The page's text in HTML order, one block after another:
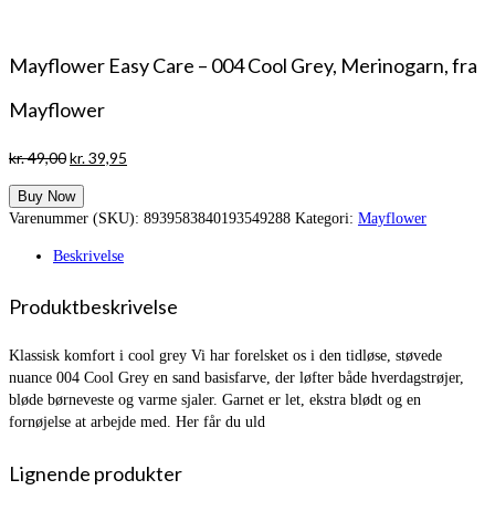
Mayflower Easy Care – 004 Cool Grey, Merinogarn, fra
Mayflower
kr.49,00Den
pris
var:
kr.39,95
er:
Buy Now
Varenummer (SKU): 8939583840193549288 Kategori: Mayflower
Beskrivelse
Produktbeskrivelse
Klassisk komfort i cool grey Vi har forelsket os i den tidløse, støvede
nuance 004 Cool Grey en sand basisfarve, der løfter både hverdagstrøjer,
bløde børneveste og varme sjaler. Garnet er let, ekstra blødt og en
fornøjelse at arbejde med. Her får du uld
Lignende produkter